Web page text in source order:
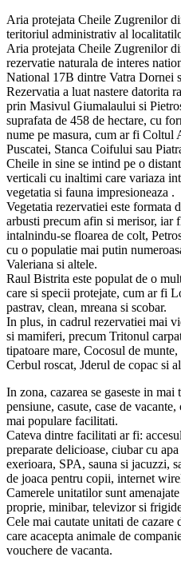
Aria protejata Cheile Zugrenilor
teritoriul administrativ al
Aria protejata Cheile Zugrenilor
rezervatie naturala de interes
National 17B dintre Vatra Dornei
Rezervatia a luat nastere datorita
prin Masivul Giumalaului si
suprafata de 458 de hectare, cu
nume pe masura, cum ar fi Coltul
Puscatei, Stanca Coifului sau
Cheile in sine se intind pe o
verticali cu inaltimi care variaza
vegetatia si fauna impresioneaza .
Vegetatia rezervatiei este formata
arbusti precum afin si merisor, iar
intalnindu-se floarea de colt,
cu o populatie mai putin
Valeriana si altele.
Raul Bistrita este populat de o
care si specii protejate, cum ar fi
pastrav, clean, mreana si scobar.
In plus, in cadrul rezervatiei mai
si mamiferi, precum Tritonul
tipatoare mare, Cocosul de
Cerbul roscat, Jderul de copac si
In zona, cazarea se gaseste in
pensiune, casute, case de
mai populare facilitati.
Cateva dintre facilitati ar fi:
preparate delicioase, ciubar cu
exerioara, SPA, sauna si jacuzzi,
de joaca pentru copii, internet
Camerele unitatilor sunt
proprie, minibar, televizor si
Cele mai cautate unitati de
care acacepta animale de
vouchere de vacanta.